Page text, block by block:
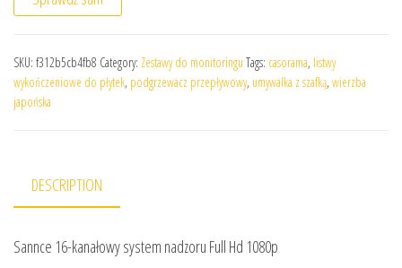
SKU: f312b5cb4fb8 Category: Zestawy do monitoringu Tags: casorama, listwy
wykończeniowe do płytek, podgrzewacz przepływowy, umywalka z szafką, wierzba
japońska
DESCRIPTION
Sannce 16-kanałowy system nadzoru Full Hd 1080p